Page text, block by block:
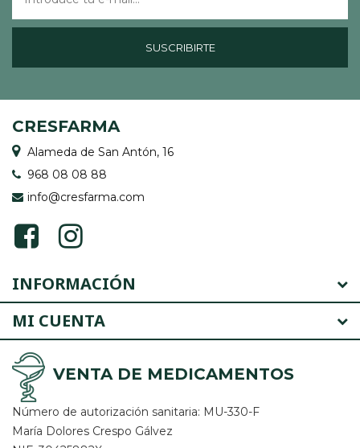
SUSCRIBIRTE
CRESFARMA
Alameda de San Antón, 16
968 08 08 88
info@cresfarma.com
INFORMACIÓN
MI CUENTA
VENTA DE MEDICAMENTOS
Número de autorización sanitaria: MU-330-F
María Dolores Crespo Gálvez